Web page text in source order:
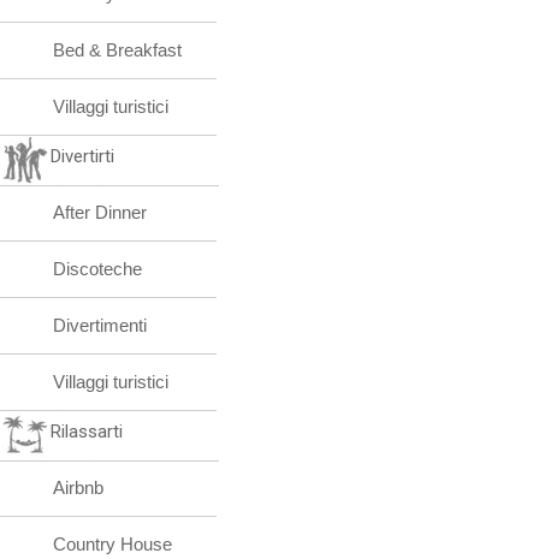
Bed & Breakfast
Villaggi turistici
Divertirti
After Dinner
Discoteche
Divertimenti
Villaggi turistici
Rilassarti
Airbnb
Country House